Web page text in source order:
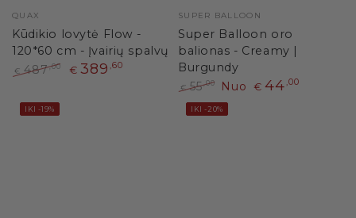
Pardavėjas:
QUAX
Kūdikio lovytė Flow -
120*60 cm - Įvairių spalvų
kaina
€ 487,00 € 389 ,60
Pardavėjas:
SUPER BALLOON
Super Balloon oro
balionas - Creamy |
Burgundy
Paprasta
kaina
€ 55,00
Išpardavimo
kaina
Nuo € 44 ,00
IKI -19% IKI -20%